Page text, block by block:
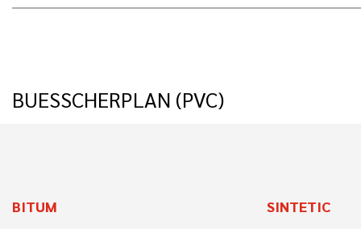
BUESSCHERPLAN (PVC)
BITUM SINTETIC